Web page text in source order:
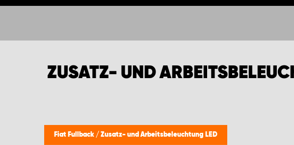
ARTIKEL
ZUSATZ- UND
Fiat Fullback / Zusatz- und Arbeitsbeleuchtung LED